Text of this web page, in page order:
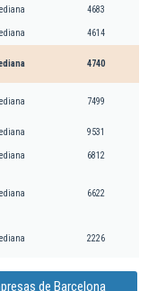
4683
4614
4740
7499
9531
6812
6622
2226
de Barcelona